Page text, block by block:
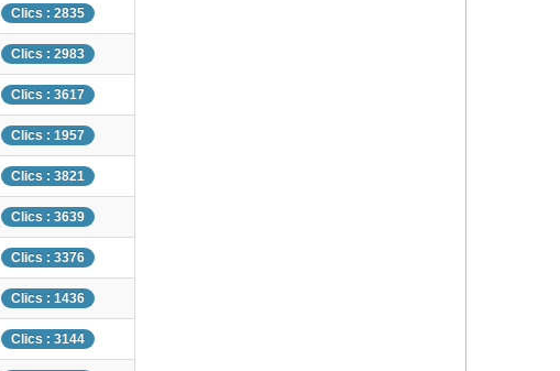
Clics : 2835
Clics : 2983
Clics : 3617
Clics : 1957
Clics : 3821
Clics : 3639
Clics : 3376
Clics : 1436
Clics : 3144